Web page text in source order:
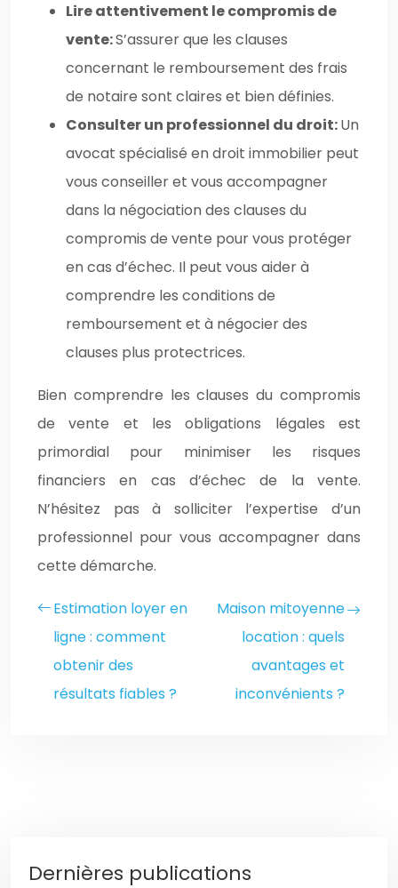
Lire attentivement le compromis de
vente:S’assurer que les clauses
concernant le remboursement des frais
de notaire sont claires et bien définies.
Consulter un professionnel du droit:Un
avocat spécialisé en droit immobilier peut
vous conseiller et vous accompagner
dans la négociation des clauses du
compromis de vente pour vous protéger
en cas d’échec. Il peut vous aider à
comprendre les conditions de
remboursement et à négocier des
clauses plus protectrices.
Bien comprendre les clauses du compromis
de vente et les obligations légales est
primordial pour minimiser les risques
financiers en cas d’échec de la vente.
N’hésitez pas à solliciter l’expertise d’un
professionnel pour vous accompagner dans
cette démarche.
Estimation loyer en
ligne : comment
obtenir des
résultats fiables ?
Maison mitoyenne
location : quels
avantages et
inconvénients ?
Dernières publications